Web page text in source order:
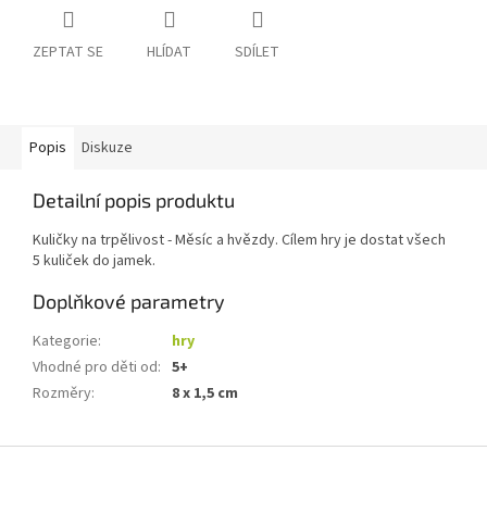
ZEPTAT SE HLÍDAT SDÍLET
Popis Diskuze
Detailní popis produktu
Kuličky na trpělivost - Měsíc a hvězdy. Cílem hry je dostat všech
5 kuliček do jamek.
Doplňkové parametry
Kategorie:
hry
Vhodné pro děti od: 5+
Rozměry: 8 x 1,5 cm